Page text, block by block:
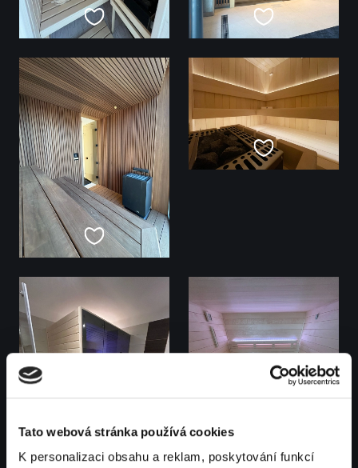
Tato webová stránka používá cookies
K personalizaci obsahu a reklam, poskytování funkcí